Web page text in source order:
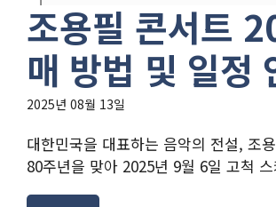
조용필 콘서트
매 방법 및 일정
2025년 08월 13일
대한민국을 대표하는 음악의 전설, 조
80주년을 맞아 2025년 9월 6일 고척